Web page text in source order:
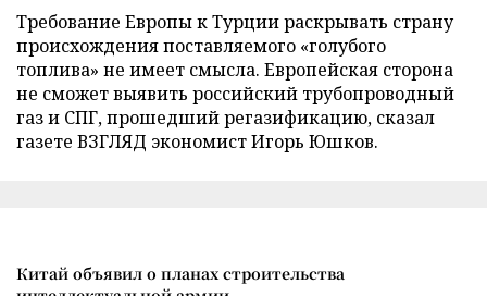
Требование Европы к Турции раскрывать страну
происхождения поставляемого «голубого
топлива» не имеет смысла. Европейская сторона
не сможет выявить российский трубопроводный
газ и СПГ, прошедший регазификацию, сказал
газете ВЗГЛЯД экономист Игорь Юшков.
Китай объявил о планах строительства